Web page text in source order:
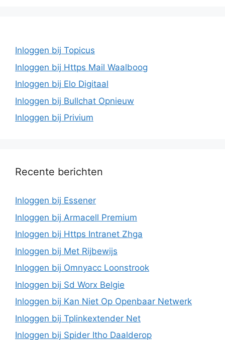
Inloggen bij Topicus
Inloggen bij Https Mail Waalboog
Inloggen bij Elo Digitaal
Inloggen bij Bullchat Opnieuw
Inloggen bij Privium
Recente berichten
Inloggen bij Essener
Inloggen bij Armacell Premium
Inloggen bij Https Intranet Zhga
Inloggen bij Met Rijbewijs
Inloggen bij Omnyacc Loonstrook
Inloggen bij Sd Worx Belgie
Inloggen bij Kan Niet Op Openbaar Netwerk
Inloggen bij Tplinkextender Net
Inloggen bij Spider Itho Daalderop